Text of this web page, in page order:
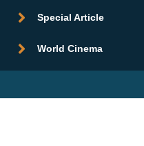
Special Article
World Cinema